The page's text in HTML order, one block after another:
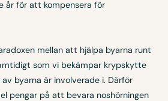
år för att kompensera för
mellan att hjälpa byarna runt
som vi bekämpar krypskytte
byarna är involverade i. Därför
pengar på att bevara noshörningen